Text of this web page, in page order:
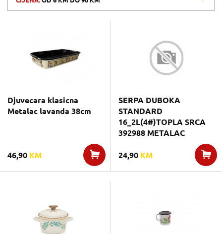
Djuvecara klasicna
Metalac lavanda 38cm
46,90 KM
SERPA DUBOKA
STANDARD
16_2L(4#)TOPLA SRCA
392988 METALAC
24,90 KM